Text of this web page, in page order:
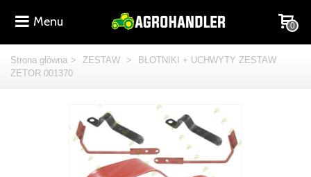
Menu 0
Strona główna > ZESTAW >
BŁOTNIKI + UCHWYTY ZESTAW
ZETOR 001370